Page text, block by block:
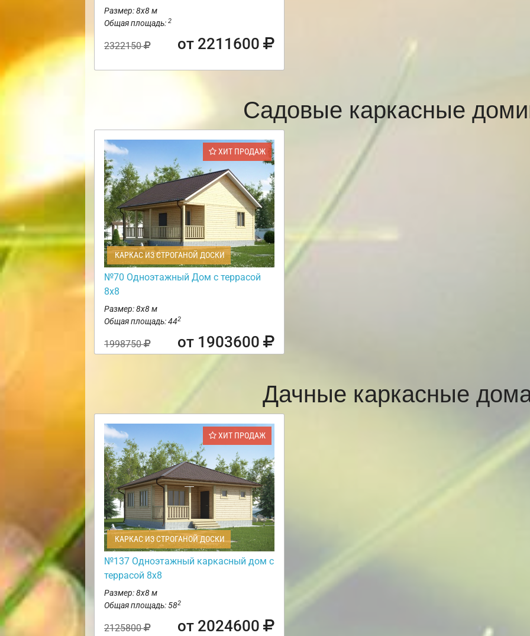
Размер: 8х8 м
Общая площадь: 2
2322150 от 2211600
Садовые каркасные
ХИТ ПРОДАЖ
КАРКАС ИЗ СТРОГАНОЙ ДОСКИ
№70 Одноэтажный Дом с террасой
8х8
Размер: 8х8 м
Общая площадь: 442
1998750 от 1903600
Дачные каркасные
ХИТ ПРОДАЖ
КАРКАС ИЗ СТРОГАНОЙ ДОСКИ
№137 Одноэтажный каркасный дом с
террасой 8х8
Размер: 8х8 м
Общая площадь: 582
2125800 от 2024600